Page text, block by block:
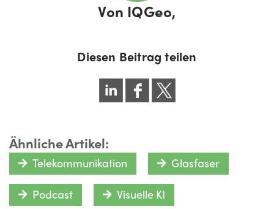
Von IQGeo,
Diesen Beitrag teilen
Ähnliche Artikel:
Telekommunikation Glasfaser
Podcast Visuelle KI